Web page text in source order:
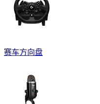
赛车方向盘